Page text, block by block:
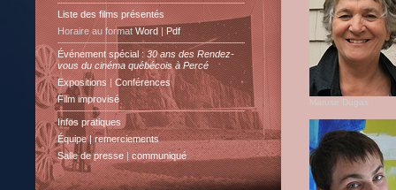
Liste des films présentés
Horaire au formatWord|Pdf
Événement spécial : 30 ans des Rendez-
vous du cinéma québécois à Percé
Expositions|Conférences
Film improvisé
Infos pratiques
Équipe | remerciements
Salle de presse|communiqué
Maruse Dugas